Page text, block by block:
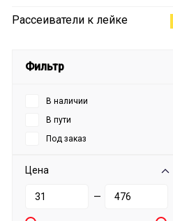
Рассеиватели к лейке
Фильтр
В наличии
В пути
Под заказ
Цена
—